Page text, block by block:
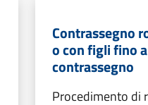
Contrassegno
o con figli fino
contrassegno
Procedimento di